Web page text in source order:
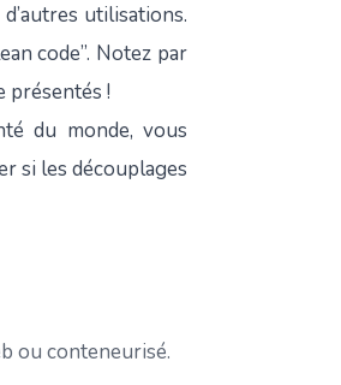
utilisations.
code”. Notez par
présentés !
du monde, vous
si les découplages
ou conteneurisé.